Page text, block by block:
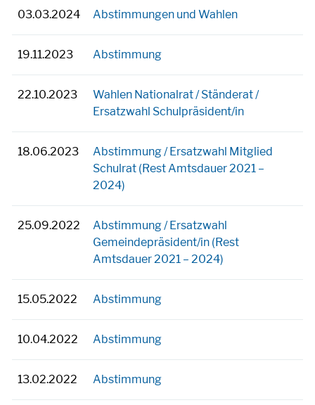
03.03.2024 Abstimmungen und Wahlen
19.11.2023 Abstimmung
22.10.2023
Wahlen Nationalrat / Ständerat /
Ersatzwahl Schulpräsident/in
18.06.2023
Abstimmung / Ersatzwahl Mitglied
Schulrat (Rest Amtsdauer 2021 –
2024)
25.09.2022
Abstimmung / Ersatzwahl
Gemeindepräsident/in (Rest
Amtsdauer 2021 – 2024)
15.05.2022 Abstimmung
10.04.2022 Abstimmung
13.02.2022 Abstimmung